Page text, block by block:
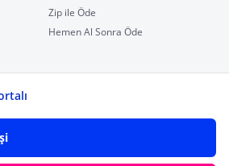
Zip ile Öde
Hemen Al Sonra Öde